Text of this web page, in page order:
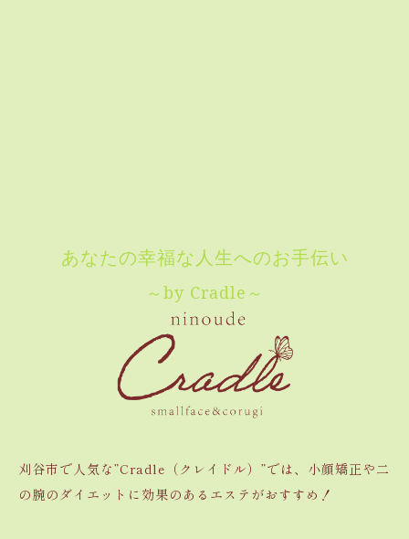
あなたの幸福な人生へのお手伝い
～by Cradle～
刈谷市で人気な”Cradle（クレイドル）”では、小顔矯正や二
の腕のダイエットに効果のあるエステがおすすめ！